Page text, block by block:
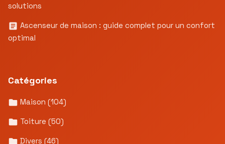
solutions
Ascenseur de maison : guide complet pour un confort
optimal
Catégories
Maison (104)
Toiture (50)
Divers (46)